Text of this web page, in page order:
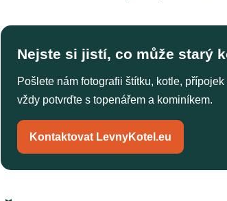
Nejste si jistí, co může starý
Pošlete nám fotografii štítku, kotle,
vždy potvrďte s topenářem a kominíkem.
Kontaktovat LevnyKotel.eu